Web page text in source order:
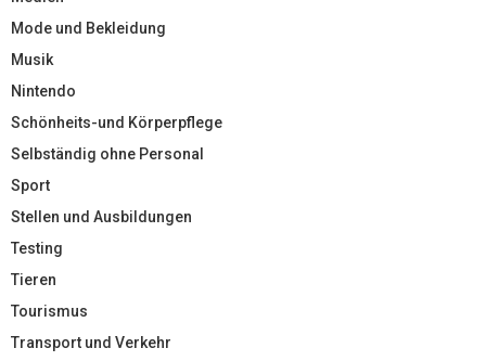
Mode und Bekleidung
Musik
Nintendo
Schönheits-und Körperpflege
Selbständig ohne Personal
Sport
Stellen und Ausbildungen
Testing
Tieren
Tourismus
Transport und Verkehr